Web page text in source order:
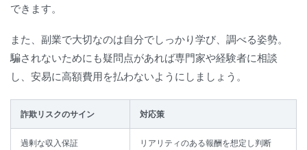
できます。
また、副業で大切なのは自分でしっかり学び、調べる姿勢。
騙されないためにも疑問点があれば専門家や経験者に相談
し、安易に高額費用を払わないようにしましょう。
詐欺リスクのサイン 対応策
過剰な収入保証 リアリティのある報酬を想定し判断